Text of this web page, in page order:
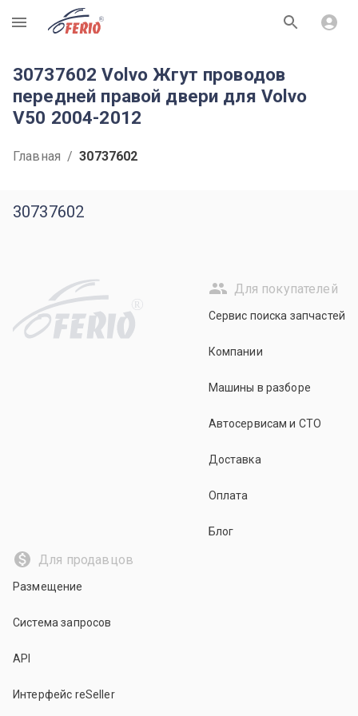
R
30737602 Volvo Жгут проводов
передней правой двери для Volvo
V50 2004-2012
Главная / 30737602
30737602
R
Для покупателей
Сервис поиска запчастей
Компании
Машины в разборе
Автосервисам и СТО
Доставка
Оплата
Блог
Для продавцов
Размещение
Система запросов
API
Интерфейс reSeller